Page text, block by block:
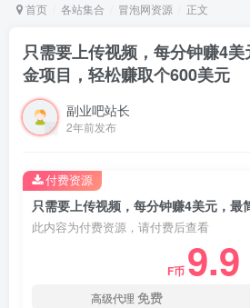
首页 各站集合 冒泡网资源 正文
只需要上传视频，每分钟赚4
金项目，轻松赚取个600美元
副业吧站长
2年前发布
此内容为付费资源，请付费后查看
F币 9.9
高级代理 免费
付费资源